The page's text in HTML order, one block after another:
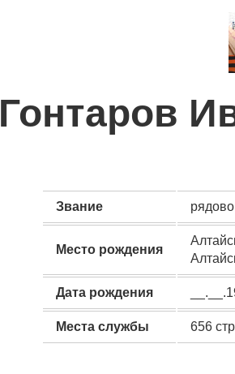
Гонтаров
Звание
Место рождения
Дата рождения
Места службы 656